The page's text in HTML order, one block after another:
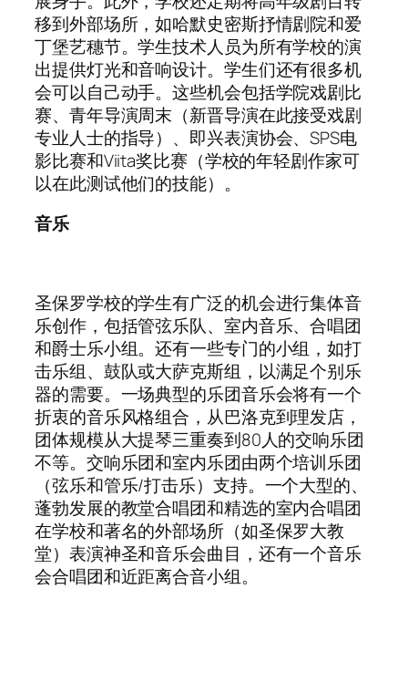
移到外部场所，如哈默史密斯抒情剧院和爱
丁堡艺穗节。学生技术人员为所有学校的演
出提供灯光和音响设计。学生们还有很多机
会可以自己动手。这些机会包括学院戏剧比
赛、青年导演周末（新晋导演在此接受戏剧
专业人士的指导）、即兴表演协会、SPS电
影比赛和Viita奖比赛（学校的年轻剧作家可
以在此测试他们的技能）。
音乐
圣保罗学校的学生有广泛的机会进行集体音
乐创作，包括管弦乐队、室内音乐、合唱团
和爵士乐小组。还有一些专门的小组，如打
击乐组、鼓队或大萨克斯组，以满足个别乐
器的需要。一场典型的乐团音乐会将有一个
折衷的音乐风格组合，从巴洛克到理发店，
团体规模从大提琴三重奏到80人的交响乐团
不等。交响乐团和室内乐团由两个培训乐团
（弦乐和管乐/打击乐）支持。一个大型的、
蓬勃发展的教堂合唱团和精选的室内合唱团
在学校和著名的外部场所（如圣保罗大教
堂）表演神圣和音乐会曲目，还有一个音乐
会合唱团和近距离合音小组。